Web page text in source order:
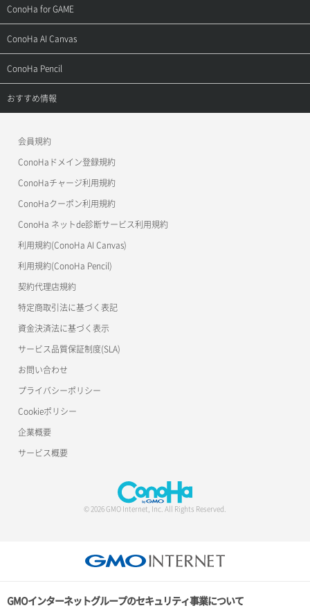
お問い合わせ
お乗り換えガイド
よくある質問
ご利用ガイド
APIドキュメントVPS2.0
APIドキュメントVPS3.0
サポートトップ
ご利用ガイド
APIドキュメントVPS2.0
APIドキュメントVPS3.0
ConoHa for GAME
サポートトップ
ご利用ガイド
ConoHa AI Canvas
サポートトップ
ご利用ガイド
ConoHa Pencil
サポートトップ
おすすめ情報
美雲このは徹底ガイド
会員規約
ConoHaドメイン登録規約
ConoHaチャージ利用規約
ConoHaクーポン利用規約
ConoHa ネットde診断サービス利用規約
利用規約(ConoHa AI Canvas)
利用規約(ConoHa Pencil)
契約代理店規約
特定商取引法に基づく表記
資金決済法に基づく表示
サービス品質保証制度(SLA)
お問い合わせ
プライバシーポリシー
Cookieポリシー
企業概要
サービス概要
© 2026 GMO Internet, Inc. All Rights Reserved.
GMOインターネットグループのセキュリティ事業について